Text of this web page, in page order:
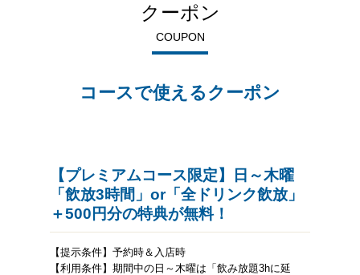
クーポン
COUPON
コースで使えるクーポン
【プレミアムコース限定】日～木曜
「飲放3時間」or「全ドリンク飲放」
＋500円分の特典が無料！
【提示条件】予約時＆入店時
【利用条件】期間中の日～木曜は「飲み放題3hに延